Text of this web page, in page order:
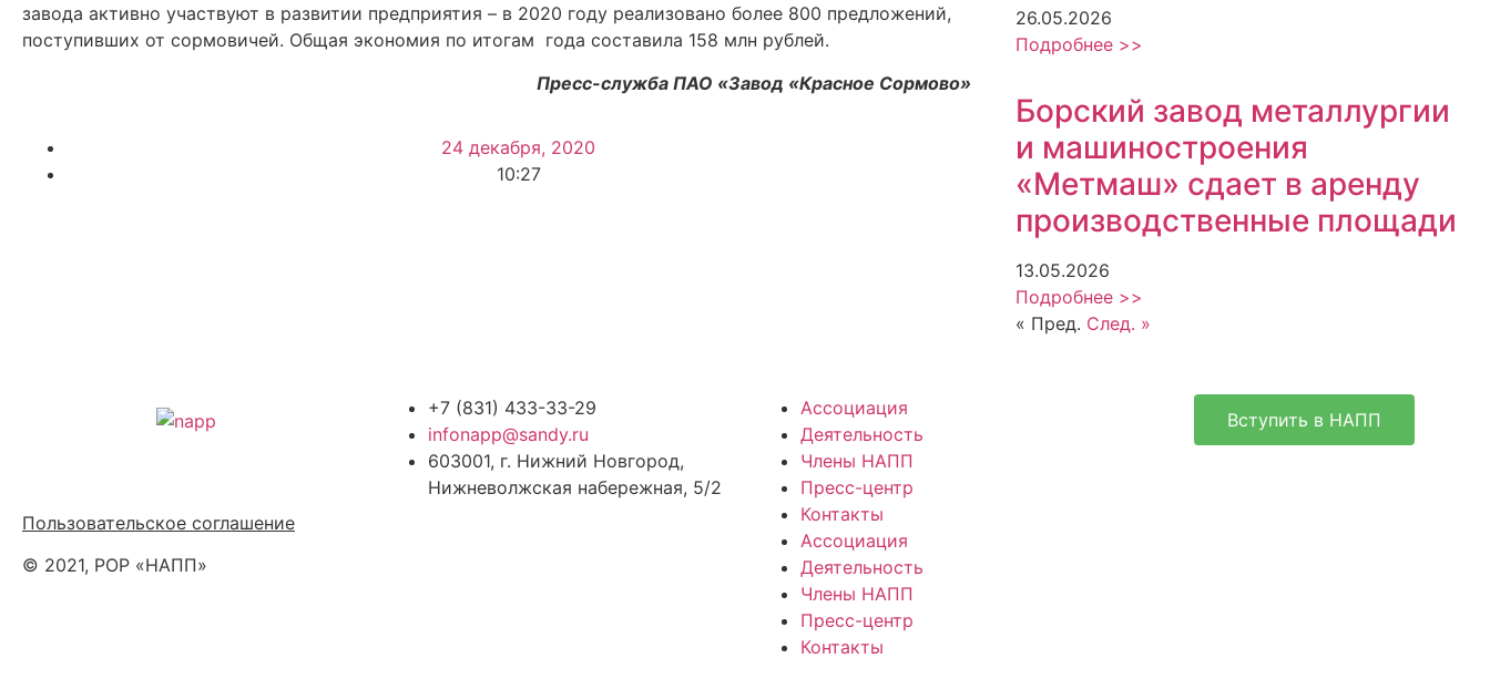
завода активно участвуют в развитии предприятия – в 2020 году реализовано более 800 предложений,
поступивших от сормовичей. Общая экономия по итогам года составила 158 млн рублей.
Пресс-служба ПАО «Завод «Красное Сормово»
24 декабря, 2020
10:27
26.05.2026
Подробнее >>
Борский завод металлургии
и машиностроения
«Метмаш» сдает в аренду
производственные площади
13.05.2026
Подробнее >>
« Пред. След. »
Пользовательское соглашение
© 2021, РОР «НАПП»
+7 (831) 433-33-29
infonapp@sandy.ru
603001, г. Нижний Новгород,
Нижневолжская набережная, 5/2
Ассоциация
Деятельность
Члены НАПП
Пресс-центр
Контакты
Ассоциация
Деятельность
Члены НАПП
Пресс-центр
Контакты
Вступить в НАПП